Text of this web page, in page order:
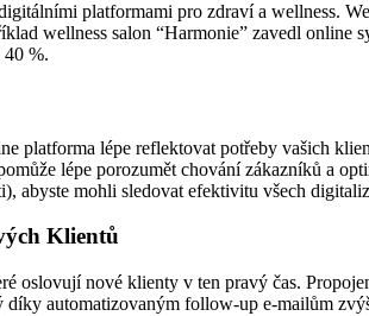
platformami pro zdraví a wellness.
wellness salon “Harmonie” zavedl online
40 %.
platforma lépe reflektovat potřeby vašich
lépe porozumět chování zákazníků a
abyste mohli sledovat efektivitu všech
Klientů
oslovují nové klienty v ten pravý čas.
automatizovaným follow-up e-mailům